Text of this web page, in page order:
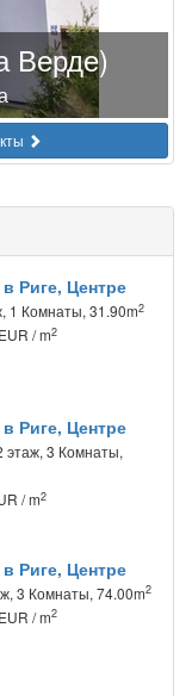
Верде)
Риге, Центре
1 Комнаты, 31.90m2
/ m2
Риге, Центре
этаж, 3 Комнаты,
/ m2
Риге, Центре
3 Комнаты, 74.00m2
/ m2